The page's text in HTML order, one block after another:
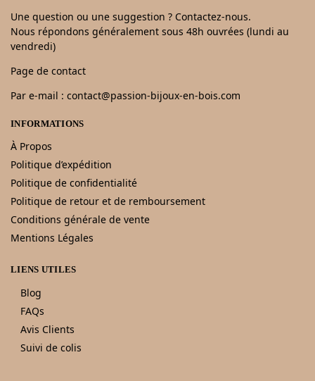
Une question ou une suggestion ? Contactez-nous.
Nous répondons généralement sous 48h ouvrées (lundi au
vendredi)
Page de contact
Par e-mail : contact@passion-bijoux-en-bois.com
INFORMATIONS
À Propos
Politique d’expédition
Politique de confidentialité
Politique de retour et de remboursement
Conditions générale de vente
Mentions Légales
LIENS UTILES
Blog
FAQs
Avis Clients
Suivi de colis